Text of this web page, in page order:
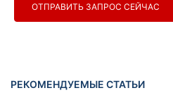
ОТПРАВИТЬ ЗАПРОС СЕЙЧАС
РЕКОМЕНДУЕМЫЕ СТАТЬИ